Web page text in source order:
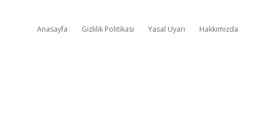
Anasayfa Gizlilik Politikası Yasal Uyarı Hakkımızda